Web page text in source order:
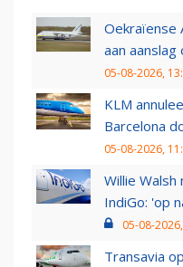
Oekraïense
aan
05-08-2026,
KLM
Barcelona
05-08-2026,
Willie
IndiGo: 'op
05-08-
Transavia